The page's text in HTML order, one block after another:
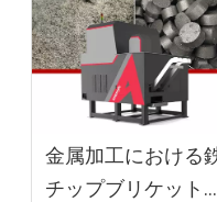
か
金属加工における
チップブリケット製